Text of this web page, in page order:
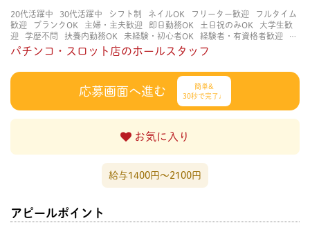
20代活躍中 30代活躍中 シフト制 ネイルOK フリーター歓迎
フルタイム
歓迎
ブランクOK 主婦・主夫歓迎 即日勤務OK 土日祝のみOK
大学生歓
迎
学歴不問 扶養内勤務OK 未経験・初心者OK 経験者・有資格者歓迎
茶
髪OK
髪型自由 髪色自由
パチンコ・スロット店のホールスタッフ
応募画面へ進む
簡単&
30秒で完了♩
お気に入り
給与1400円〜2100円
アピールポイント